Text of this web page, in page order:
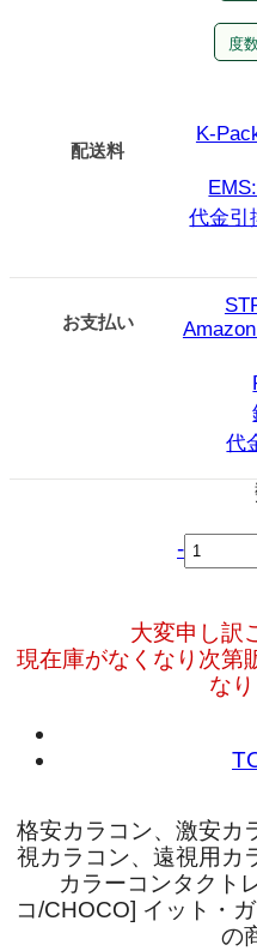
配送料
K-
代金引
お支払い
代
-
大変申し訳
現在庫がなくなり次第
なり
格安カラコン、激安カ
視カラコン、遠視用カ
カラーコンタクト
コ/CHOCO] イット・
の